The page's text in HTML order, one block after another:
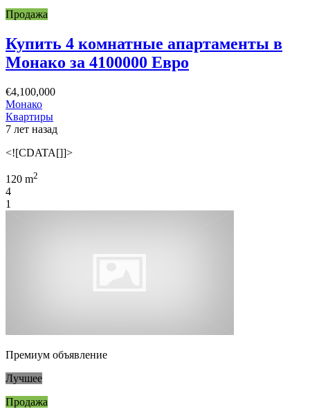
Продажа
Купить 4 комнатные апартаменты в
Монако за 4100000 Евро
€4,100,000
Монако
Квартиры
7 лет назад
<![CDATA[]]>
120 m2
4
1
Премиум объявление
Лучшее
Продажа